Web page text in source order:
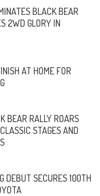
BLACK BEAR
2WD GLORY IN
AT HOME FOR
BEAR RALLY ROARS
STAGES AND
DEBUT SECURES 100TH